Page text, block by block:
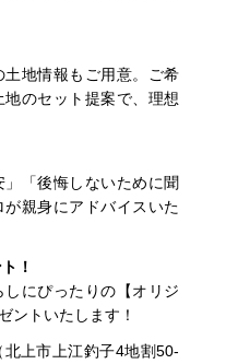
地情報もご用意。ご希
のセット提案で、理想
」「後悔しないために聞
親身にアドバイスいた
！
にぴったりの【オリジ
ントいたします！
北上市上江釣子4地割50-